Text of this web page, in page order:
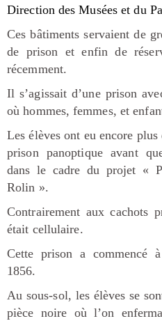
Direction des Musées et du
Ces bâtiments servaient de
de prison et enfin de
récemment.
Il s’agissait d’une prison
où hommes, femmes, et
Les élèves ont eu encore
prison panoptique avant
dans le cadre du projet «
Rolin ».
Contrairement aux cachots
était cellulaire.
Cette prison a commencé
1856.
Au sous-sol, les élèves se
pièce noire où l’on